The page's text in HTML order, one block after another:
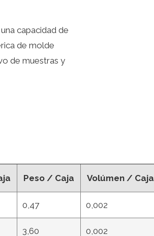
capacidad de
de molde
de muestras y
Peso / Caja Volúmen / Caja
0,47 0,002
3,60 0,002